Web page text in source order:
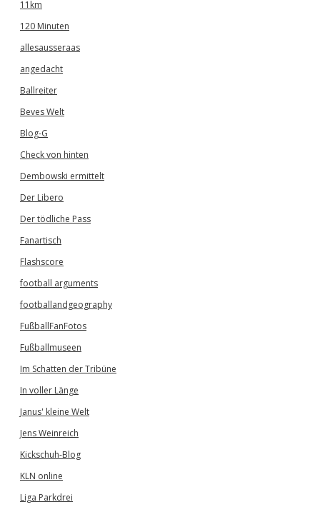
11km
120 Minuten
allesausseraas
angedacht
Ballreiter
Beves Welt
Blog-G
Check von hinten
Dembowski ermittelt
Der Libero
Der tödliche Pass
Fanartisch
Flashscore
football arguments
footballandgeography
FußballFanFotos
Fußballmuseen
Im Schatten der Tribüne
In voller Länge
Janus' kleine Welt
Jens Weinreich
Kickschuh-Blog
KLN online
Liga Parkdrei